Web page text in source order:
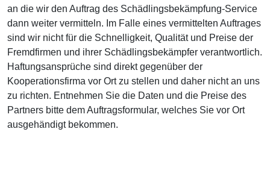
an die wir den Auftrag des Schädlingsbekämpfung-Service
dann weiter vermitteln. Im Falle eines vermittelten Auftrages
sind wir nicht für die Schnelligkeit, Qualität und Preise der
Fremdfirmen und ihrer Schädlingsbekämpfer verantwortlich.
Haftungsansprüche sind direkt gegenüber der
Kooperationsfirma vor Ort zu stellen und daher nicht an uns
zu richten. Entnehmen Sie die Daten und die Preise des
Partners bitte dem Auftragsformular, welches Sie vor Ort
ausgehändigt bekommen.